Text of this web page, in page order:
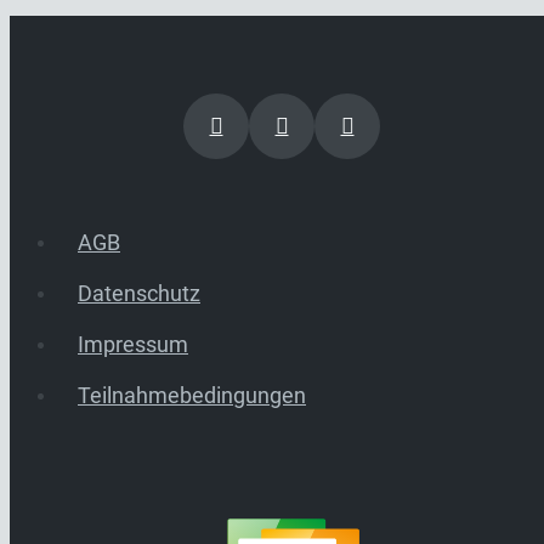
AGB
Datenschutz
Impressum
Teilnahmebedingungen